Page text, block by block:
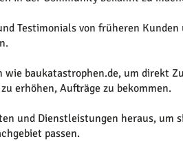
Testimonials von früheren
baukatastrophen.de, um direkt
erhöhen, Aufträge zu bekommen.
und Dienstleistungen heraus, um
passen.